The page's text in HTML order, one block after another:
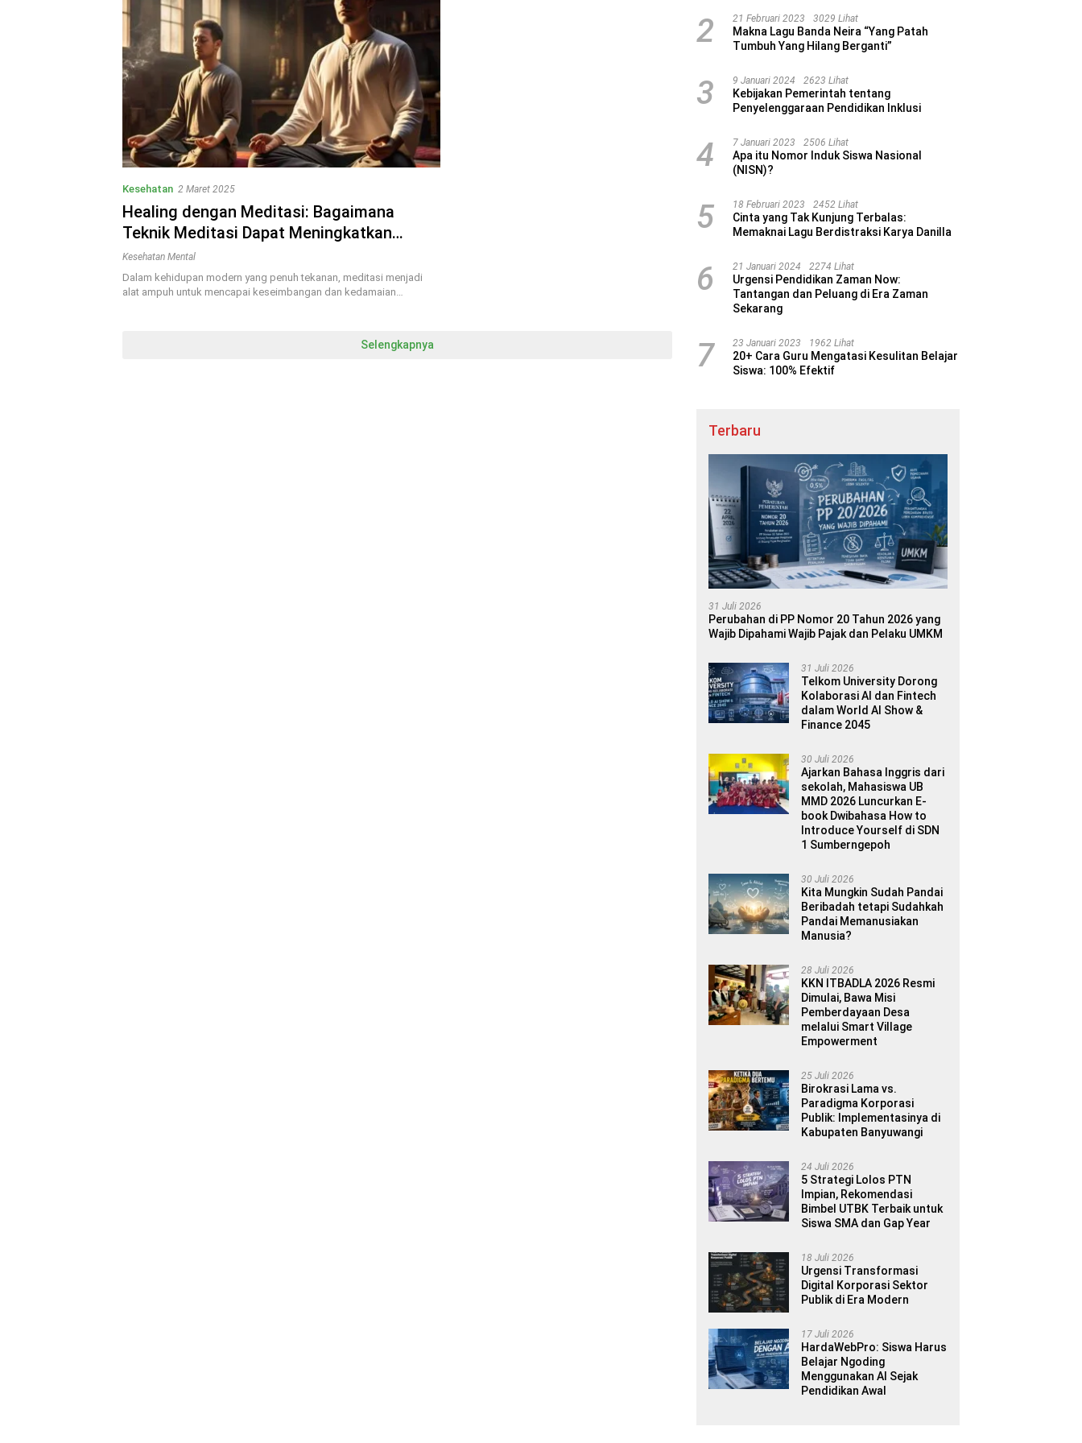
Kesehatan 2 Maret 2025
Healing dengan Meditasi: Bagaimana
Teknik Meditasi Dapat Meningkatkan
Kesadaran Spiritual
Kesehatan Mental
Dalam kehidupan modern yang penuh tekanan, meditasi menjadi
alat ampuh untuk mencapai keseimbangan dan kedamaian…
Selengkapnya
2 21 Februari 2023 3029 Lihat
Makna Lagu Banda Neira “Yang Patah
Tumbuh Yang Hilang Berganti”
3 9 Januari 2024 2623 Lihat
Kebijakan Pemerintah tentang
Penyelenggaraan Pendidikan Inklusi
4 7 Januari 2023 2506 Lihat
Apa itu Nomor Induk Siswa Nasional
(NISN)?
5 18 Februari 2023 2452 Lihat
Cinta yang Tak Kunjung Terbalas:
Memaknai Lagu Berdistraksi Karya Danilla
6 21 Januari 2024 2274 Lihat
Urgensi Pendidikan Zaman Now:
Tantangan dan Peluang di Era Zaman
Sekarang
7 23 Januari 2023 1962 Lihat
20+ Cara Guru Mengatasi Kesulitan Belajar
Siswa: 100% Efektif
Terbaru
31 Juli 2026
Perubahan di PP Nomor 20 Tahun 2026 yang
Wajib Dipahami Wajib Pajak dan Pelaku UMKM
31 Juli 2026
Telkom University Dorong
Kolaborasi AI dan Fintech
dalam World AI Show &
Finance 2045
30 Juli 2026
Ajarkan Bahasa Inggris dari
sekolah, Mahasiswa UB
MMD 2026 Luncurkan E-
book Dwibahasa How to
Introduce Yourself di SDN
1 Sumberngepoh
30 Juli 2026
Kita Mungkin Sudah Pandai
Beribadah tetapi Sudahkah
Pandai Memanusiakan
Manusia?
28 Juli 2026
KKN ITBADLA 2026 Resmi
Dimulai, Bawa Misi
Pemberdayaan Desa
melalui Smart Village
Empowerment
25 Juli 2026
Birokrasi Lama vs.
Paradigma Korporasi
Publik: Implementasinya di
Kabupaten Banyuwangi
24 Juli 2026
5 Strategi Lolos PTN
Impian, Rekomendasi
Bimbel UTBK Terbaik untuk
Siswa SMA dan Gap Year
18 Juli 2026
Urgensi Transformasi
Digital Korporasi Sektor
Publik di Era Modern
17 Juli 2026
HardaWebPro: Siswa Harus
Belajar Ngoding
Menggunakan AI Sejak
Pendidikan Awal